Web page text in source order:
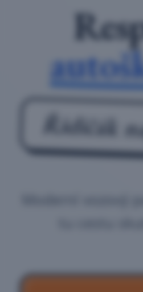
Řidičák